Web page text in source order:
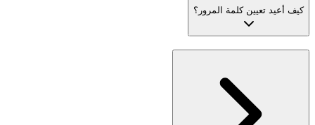
كيف أعيد تعيين كلمة المرور؟